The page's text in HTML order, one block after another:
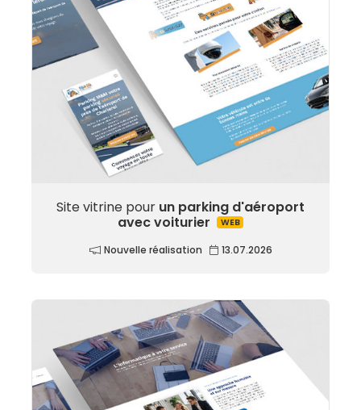
Site vitrine pour un parking d'aéroport
avec voiturier
WEB
Nouvelle réalisation 13.07.2026